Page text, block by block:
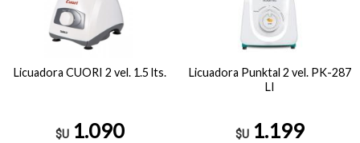
Licuadora CUORI 2 vel. 1.5 lts.
$U 1.090
Licuadora Punktal 2 vel. PK-287
LI
$U 1.199